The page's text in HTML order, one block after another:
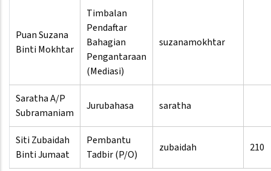
Puan Suzana
Binti Mokhtar
Timbalan
Pendaftar
Bahagian
Pengantaraan
(Mediasi)
suzanamokhtar
Saratha A/P
Subramaniam
Jurubahasa saratha
Siti Zubaidah
Binti Jumaat
Pembantu
Tadbir (P/O)
zubaidah 210